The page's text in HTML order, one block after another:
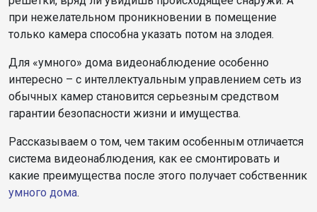
при нежелательном проникновении в помещение
только камера способна указать потом на злодея.
Для «умного» дома видеонаблюдение особенно
интересно – с интеллектуальным управлением сеть из
обычных камер становится серьезным средством
гарантии безопасности жизни и имущества.
Рассказываем о том, чем таким особенным отличается
система видеонаблюдения, как ее смонтировать и
какие преимущества после этого получает собственник
умного дома.